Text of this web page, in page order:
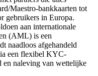
Maestro-bankkaarten tot
gebruikers in Europa.
aan internationale
(AML) is een
naadloos afgehandeld
een flexibel KYC-
en naleving van wettelijke